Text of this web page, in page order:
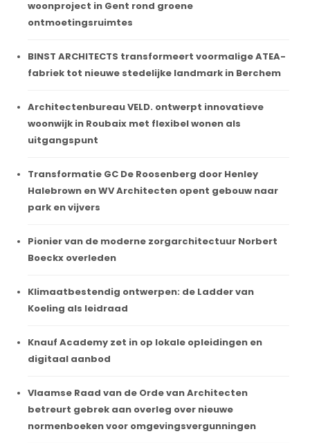
woonproject in Gent rond groene
ontmoetingsruimtes
BINST ARCHITECTS transformeert voormalige ATEA-
fabriek tot nieuwe stedelijke landmark in Berchem
Architectenbureau VELD. ontwerpt innovatieve
woonwijk in Roubaix met flexibel wonen als
uitgangspunt
Transformatie GC De Roosenberg door Henley
Halebrown en WV Architecten opent gebouw naar
park en vijvers
Pionier van de moderne zorgarchitectuur Norbert
Boeckx overleden
Klimaatbestendig ontwerpen: de Ladder van
Koeling als leidraad
Knauf Academy zet in op lokale opleidingen en
digitaal aanbod
Vlaamse Raad van de Orde van Architecten
betreurt gebrek aan overleg over nieuwe
normenboeken voor omgevingsvergunningen